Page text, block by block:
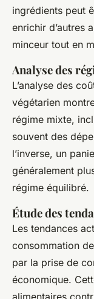
ingrédients peut
enrichir d’autres
minceur tout en
Analyse des
L’analyse des
végétarien
régime mixte,
souvent des
l’inverse, un
généralement
régime équilibré.
Étude des
Les tendances
consommation
par la prise de
économique.
alimentaires